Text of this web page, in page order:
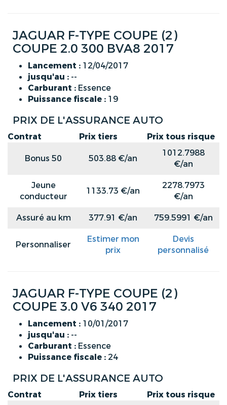
JAGUAR F-TYPE COUPE (2)
COUPE 2.0 300 BVA8 2017
Lancement : 12/04/2017
jusqu'au : --
Carburant : Essence
Puissance fiscale : 19
PRIX DE L'ASSURANCE AUTO
Contrat Prix tiers Prix tous risque
Bonus 50 503.88 €/an
1012.7988
€/an
Jeune
conducteur
1133.73 €/an
2278.7973
€/an
Assuré au km
377.91 €/an 759.5991 €/an
Personnaliser
Estimer mon
prix
Devis
personnalisé
JAGUAR F-TYPE COUPE (2)
COUPE 3.0 V6 340 2017
Lancement : 10/01/2017
jusqu'au : --
Carburant : Essence
Puissance fiscale : 24
PRIX DE L'ASSURANCE AUTO
Contrat Prix tiers Prix tous risque